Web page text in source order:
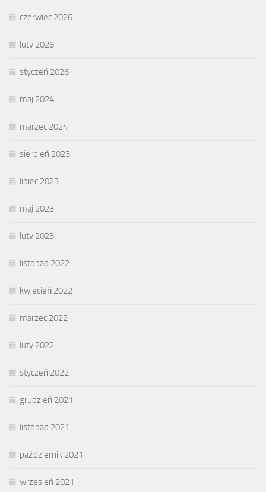
czerwiec 2026
luty 2026
styczeń 2026
maj 2024
marzec 2024
sierpień 2023
lipiec 2023
maj 2023
luty 2023
listopad 2022
kwiecień 2022
marzec 2022
luty 2022
styczeń 2022
grudzień 2021
listopad 2021
październik 2021
wrzesień 2021